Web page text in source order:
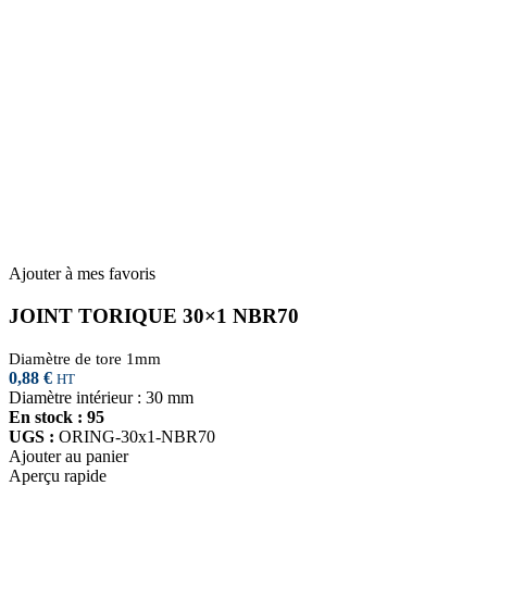
Ajouter à mes favoris
JOINT TORIQUE 30×1 NBR70
Diamètre de tore 1mm
0,88 € HT
Diamètre intérieur : 30 mm
En stock : 95
UGS : ORING-30x1-NBR70
Ajouter au panier
Aperçu rapide